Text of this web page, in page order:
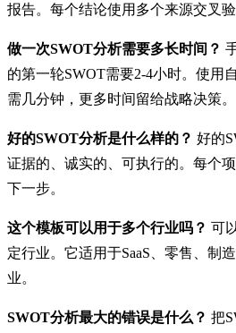
报告。每个结论使用多个来源交叉验
做一次SWOT分析需要多长时间？
的第一轮SWOT需要2-4小时。使用
需几分钟，更多时间留给战略决策。
好的SWOT分析是什么样的？ 好的
证据的、诚实的、可执行的。每个
下一步。
这个模板可以用于多个行业吗？ 可
定行业。它适用于SaaS、零售、制
业。
SWOT分析最大的错误是什么？ 把